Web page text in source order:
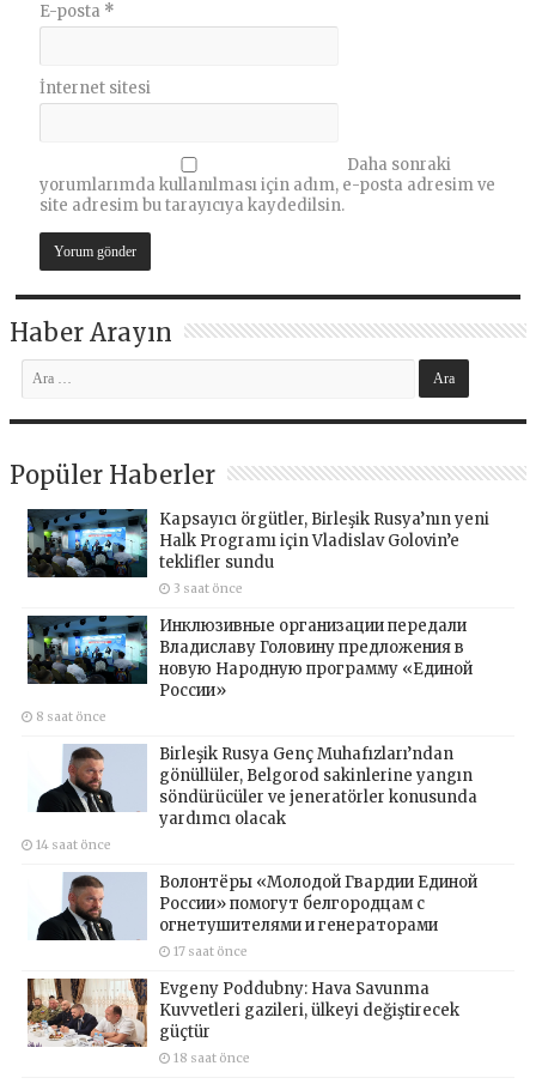
E-posta *
İnternet sitesi
Daha sonraki
yorumlarımda kullanılması için adım, e-posta adresim ve
site adresim bu tarayıcıya kaydedilsin.
Haber Arayın
Popüler Haberler
Kapsayıcı örgütler, Birleşik Rusya’nın yeni
Halk Programı için Vladislav Golovin’e
teklifler sundu
3 saat önce
Инклюзивные организации передали
Владиславу Головину предложения в
новую Народную программу «Единой
России»
8 saat önce
Birleşik Rusya Genç Muhafızları’ndan
gönüllüler, Belgorod sakinlerine yangın
söndürücüler ve jeneratörler konusunda
yardımcı olacak
14 saat önce
Волонтёры «Молодой Гвардии Единой
России» помогут белгородцам с
огнетушителями и генераторами
17 saat önce
Evgeny Poddubny: Hava Savunma
Kuvvetleri gazileri, ülkeyi değiştirecek
güçtür
18 saat önce